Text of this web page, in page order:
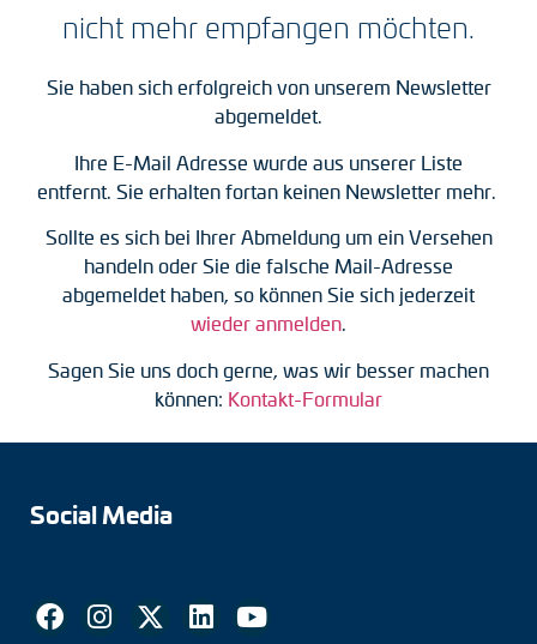
Tacho-Generatoren
LWL-Signalübertragung
Impulsumformer
Frequenz-Spannungs-Wandler
Handmessgeräte
Adapterwellen
DC Motoren
nicht mehr empfangen möchten.
Sie haben sich erfolgreich von unserem Newsletter
abgemeldet.
Ihre E-Mail Adresse wurde aus unserer Liste
entfernt. Sie erhalten fortan keinen Newsletter mehr.
Sollte es sich bei Ihrer Abmeldung um ein Versehen
handeln oder Sie die falsche Mail-Adresse
abgemeldet haben, so können Sie sich jederzeit
wieder anmelden.
Sagen Sie uns doch gerne, was wir besser machen
können: Kontakt-Formular
Social Media